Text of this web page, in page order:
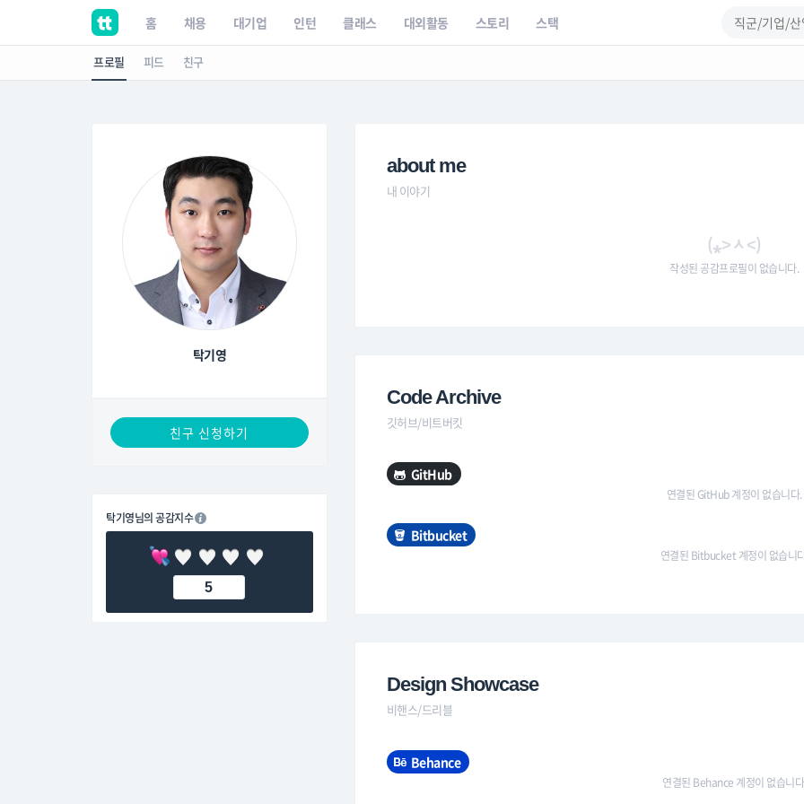
홈 채용 대기업 인턴 클래스 대외활동 스토리 스택
프로필 피드 친구
탁기영
친구 신청하기
탁기영님의 공감지수
5
about me
내 이야기
(⁎˃ᆺ˂)
작성된 공감프로필이 없습니다.
Code Archive
깃허브/비트버킷
GitHub
연결된 GitHub 계정이 없습니다.
Bitbucket
연결된 Bitbucket 계정이 없습니
Design Showcase
비핸스/드리블
Behance
연결된 Behance 계정이 없습니